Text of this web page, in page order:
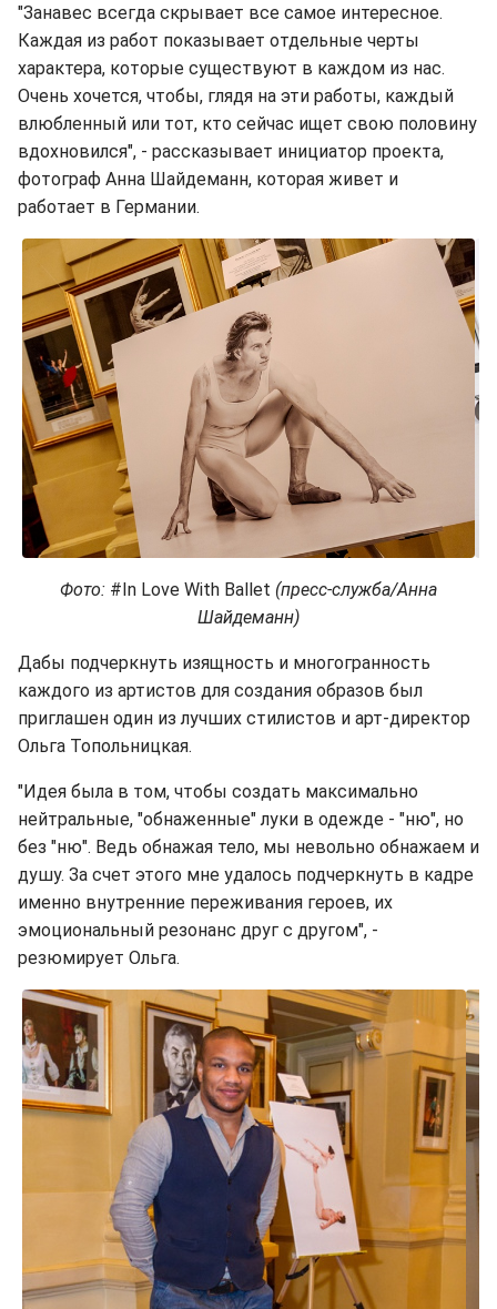
"Занавес всегда скрывает все самое интересное.
Каждая из работ показывает отдельные черты
характера, которые существуют в каждом из нас.
Очень хочется, чтобы, глядя на эти работы, каждый
влюбленный или тот, кто сейчас ищет свою половину
вдохновился", - рассказывает инициатор проекта,
фотограф Анна Шайдеманн, которая живет и
работает в Германии.
Фото: #In Love With Ballet (пресс-служба/Анна
Шайдеманн)
Дабы подчеркнуть изящность и многогранность
каждого из артистов для создания образов был
приглашен один из лучших стилистов и арт-директор
Ольга Топольницкая.
"Идея была в том, чтобы создать максимально
нейтральные, "обнаженные" луки в одежде - "ню", но
без "ню". Ведь обнажая тело, мы невольно обнажаем и
душу. За счет этого мне удалось подчеркнуть в кадре
именно внутренние переживания героев, их
эмоциональный резонанс друг с другом", -
резюмирует Ольга.